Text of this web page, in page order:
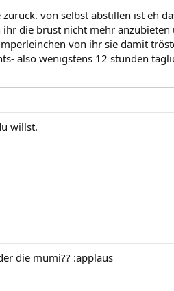
von selbst abstillen ist eh
die brust nicht mehr
von ihr sie damit
also wenigstens 12 stunden
willst.
die mumi?? :applaus